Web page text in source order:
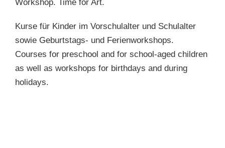
Workshop. Time for Art.
Kurse für Kinder im Vorschulalter und Schulalter
sowie Geburtstags- und Ferienworkshops.
Courses for preschool and for school-aged children
as well as workshops for birthdays and during
holidays.